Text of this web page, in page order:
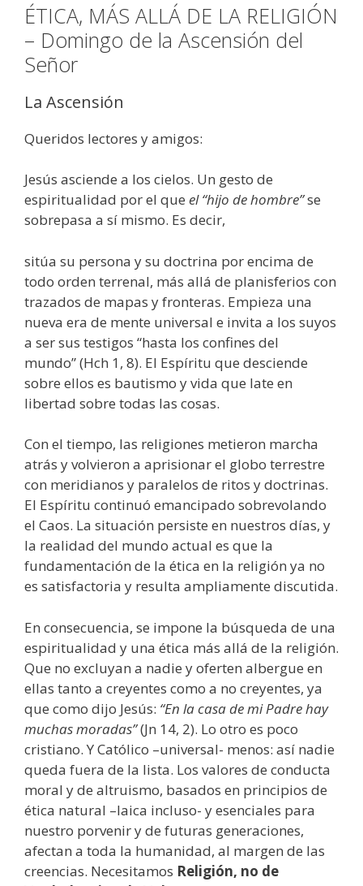
ÉTICA, MÁS ALLÁ DE LA RELIGIÓN
– Domingo de la Ascensión del
Señor
La Ascensión
Queridos lectores y amigos:
Jesús asciende a los cielos. Un gesto de
espiritualidad por el que el “hijo de hombre”se
sobrepasa a sí mismo. Es decir,
sitúa su persona y su doctrina por encima de
todo orden terrenal, más allá de planisferios con
trazados de mapas y fronteras. Empieza una
nueva era de mente universal e invita a los suyos
a ser sus testigos “hasta los confines del
mundo”(Hch 1, 8). El Espíritu que desciende
sobre ellos es bautismo y vida que late en
libertad sobre todas las cosas.
Con el tiempo, las religiones metieron marcha
atrás y volvieron a aprisionar el globo terrestre
con meridianos y paralelos de ritos y doctrinas.
El Espíritu continuó emancipado sobrevolando
el Caos. La situación persiste en nuestros días, y
la realidad del mundo actual es que la
fundamentación de la ética en la religión ya no
es satisfactoria y resulta ampliamente discutida.
En consecuencia, se impone la búsqueda de una
espiritualidad y una ética más allá de la religión.
Que no excluyan a nadie y oferten albergue en
ellas tanto a creyentes como a no creyentes, ya
que como dijo Jesús: “En la casa de mi Padre hay
muchas moradas”(Jn 14, 2). Lo otro es poco
cristiano. Y Católico –universal- menos: así nadie
queda fuera de la lista. Los valores de conducta
moral y de altruismo, basados en principios de
ética natural –laica incluso- y esenciales para
nuestro porvenir y de futuras generaciones,
afectan a toda la humanidad, al margen de las
creencias. Necesitamos Religión, no de